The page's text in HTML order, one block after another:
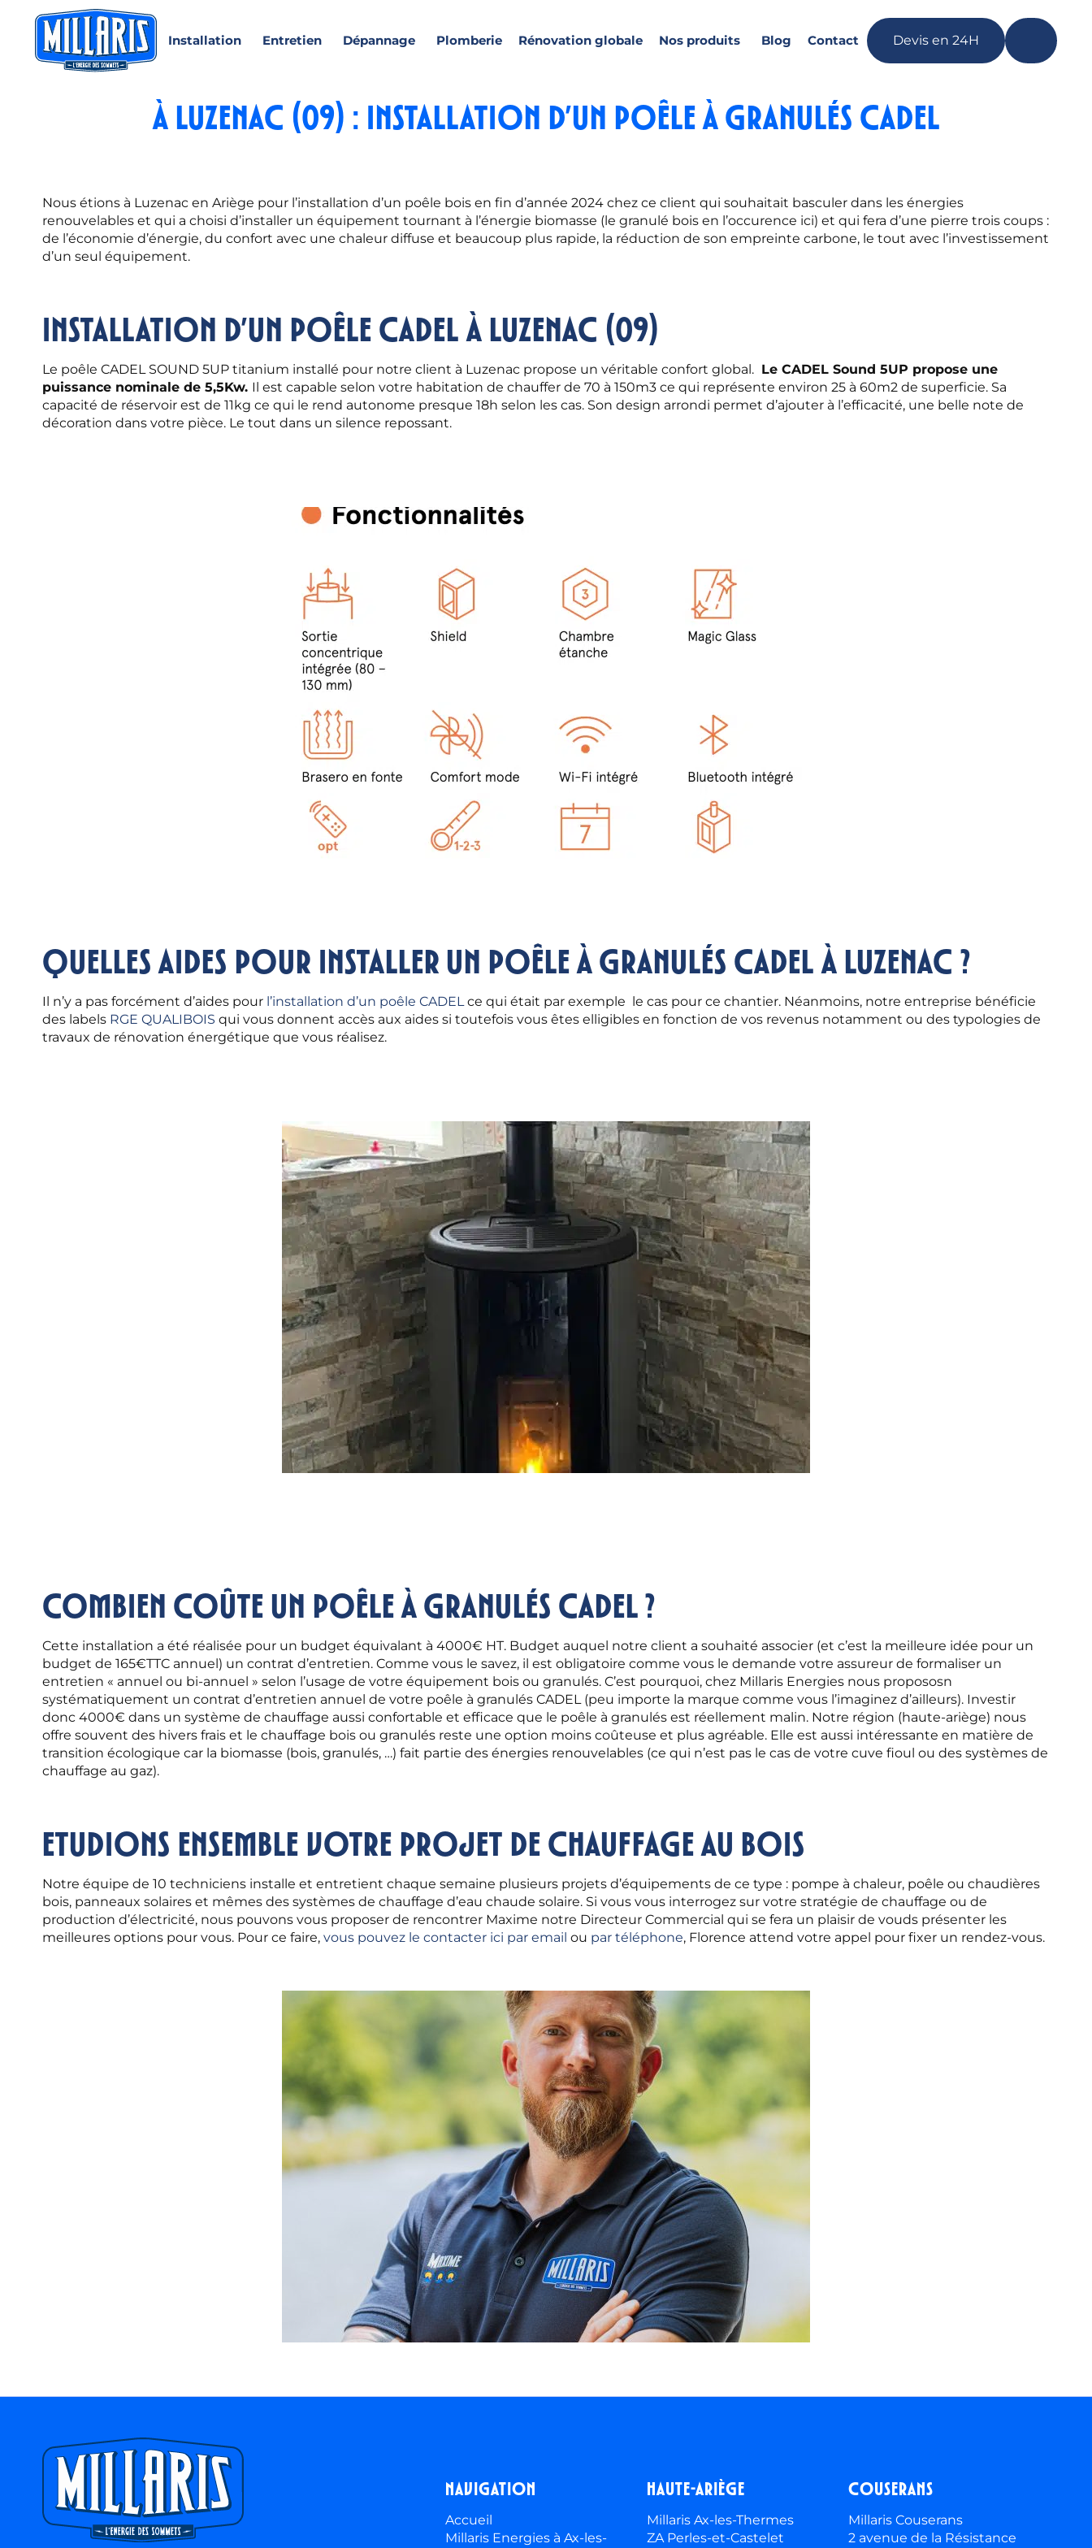
Installation Entretien Dépannage Plomberie Rénovation globale Nos produits Blog Contact Devis en 24H
à Luzenac (09) : installation d’un poêle à granulés CADEL
Nous étions à Luzenac en Ariège pour l’installation d’un poêle bois en fin d’année 2024 chez ce client qui souhaitait basculer dans les énergies
renouvelables et qui a choisi d’installer un équipement tournant à l’énergie biomasse (le granulé bois en l’occurence ici) et qui fera d’une pierre trois coups :
de l’économie d’énergie, du confort avec une chaleur diffuse et beaucoup plus rapide, la réduction de son empreinte carbone, le tout avec l’investissement
d’un seul équipement.
Installation d’un poêle CADEL à Luzenac (09)
Le poêle CADEL SOUND 5UP titanium installé pour notre client à Luzenac propose un véritable confort global. Le CADEL Sound 5UP propose une
puissance nominale de 5,5Kw. Il est capable selon votre habitation de chauffer de 70 à 150m3 ce qui représente environ 25 à 60m2 de superficie. Sa
capacité de réservoir est de 11kg ce qui le rend autonome presque 18h selon les cas. Son design arrondi permet d’ajouter à l’efficacité, une belle note de
décoration dans votre pièce. Le tout dans un silence repossant.
Quelles aides pour installer un poêle à granulés CADEL à Luzenac ?
Il n’y a pas forcément d’aides pour l’installation d’un poêle CADEL ce qui était par exemple le cas pour ce chantier. Néanmoins, notre entreprise bénéficie
des labels RGE QUALIBOIS qui vous donnent accès aux aides si toutefois vous êtes elligibles en fonction de vos revenus notamment ou des typologies de
travaux de rénovation énergétique que vous réalisez.
Combien coûte un poêle à granulés CADEL ?
Cette installation a été réalisée pour un budget équivalant à 4000€ HT. Budget auquel notre client a souhaité associer (et c’est la meilleure idée pour un
budget de 165€TTC annuel) un contrat d’entretien. Comme vous le savez, il est obligatoire comme vous le demande votre assureur de formaliser un
entretien « annuel ou bi-annuel » selon l’usage de votre équipement bois ou granulés. C’est pourquoi, chez Millaris Energies nous propososn
systématiquement un contrat d’entretien annuel de votre poêle à granulés CADEL (peu importe la marque comme vous l’imaginez d’ailleurs). Investir
donc 4000€ dans un système de chauffage aussi confortable et efficace que le poêle à granulés est réellement malin. Notre région (haute-ariège) nous
offre souvent des hivers frais et le chauffage bois ou granulés reste une option moins coûteuse et plus agréable. Elle est aussi intéressante en matière de
transition écologique car la biomasse (bois, granulés, …) fait partie des énergies renouvelables (ce qui n’est pas le cas de votre cuve fioul ou des systèmes de
chauffage au gaz).
Etudions ensemble votre projet de chauffage au bois
Notre équipe de 10 techniciens installe et entretient chaque semaine plusieurs projets d’équipements de ce type : pompe à chaleur, poêle ou chaudières
bois, panneaux solaires et mêmes des systèmes de chauffage d’eau chaude solaire. Si vous vous interrogez sur votre stratégie de chauffage ou de
production d’électricité, nous pouvons vous proposer de rencontrer Maxime notre Directeur Commercial qui se fera un plaisir de vouds présenter les
meilleures options pour vous. Pour ce faire, vous pouvez le contacter ici par email ou par téléphone, Florence attend votre appel pour fixer un rendez-vous.
Navigation
Accueil
Millaris Energies à Ax-les-
Haute-ariège
Millaris Ax-les-Thermes
ZA Perles-et-Castelet
Couserans
Millaris Couserans
2 avenue de la Résistance